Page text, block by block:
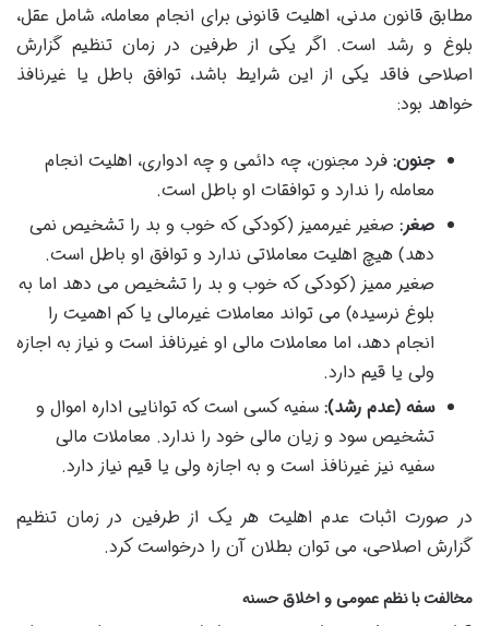
مطابق قانون مدنی، اهلیت قانونی برای انجام معامله، شامل عقل،
بلوغ و رشد است. اگر یکی از طرفین در زمان تنظیم گزارش
اصلاحی فاقد یکی از این شرایط باشد، توافق باطل یا غیرنافذ
خواهد بود:
جنون: فرد مجنون، چه دائمی و چه ادواری، اهلیت انجام
معامله را ندارد و توافقات او باطل است.
صغر: صغیر غیرممیز (کودکی که خوب و بد را تشخیص نمی
دهد) هیچ اهلیت معاملاتی ندارد و توافق او باطل است.
صغیر ممیز (کودکی که خوب و بد را تشخیص می دهد اما به
بلوغ نرسیده) می تواند معاملات غیرمالی یا کم اهمیت را
انجام دهد، اما معاملات مالی او غیرنافذ است و نیاز به اجازه
ولی یا قیم دارد.
سفه (عدم رشد): سفیه کسی است که توانایی اداره اموال و
تشخیص سود و زیان مالی خود را ندارد. معاملات مالی
سفیه نیز غیرنافذ است و به اجازه ولی یا قیم نیاز دارد.
در صورت اثبات عدم اهلیت هر یک از طرفین در زمان تنظیم
گزارش اصلاحی، می توان بطلان آن را درخواست کرد.
مخالفت با نظم عمومی و اخلاق حسنه